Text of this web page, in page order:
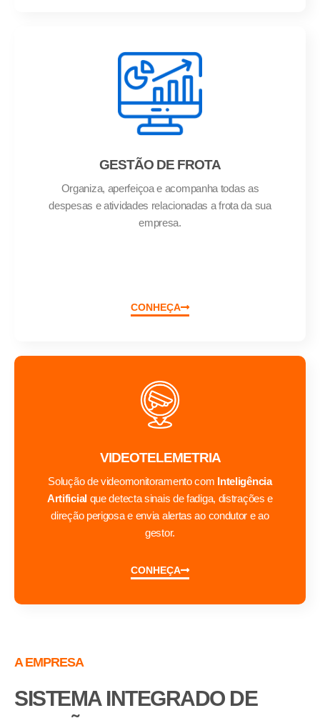
GESTÃO DE FROTA
Organiza, aperfeiçoa e acompanha todas as
despesas e atividades relacionadas a frota da sua
empresa.
CONHEÇA
VIDEOTELEMETRIA
Solução de videomonitoramento com Inteligência
Artificialque detecta sinais de fadiga, distrações e
direção perigosa e envia alertas ao condutor e ao
gestor.
CONHEÇA
A EMPRESA
SISTEMA INTEGRADO DE